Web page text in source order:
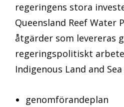
regeringens stora
Queensland Reef Water
åtgärder som levereras
regeringspolitiskt
Indigenous Land and
genomförandeplan